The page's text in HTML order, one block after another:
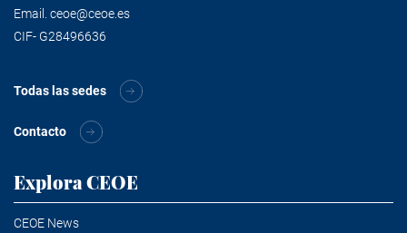
Email. ceoe@ceoe.es
CIF- G28496636
Todas las sedes
Contacto
Explora CEOE
CEOE News